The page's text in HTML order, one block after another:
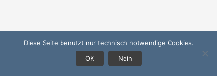
Diese Seite benutzt nur technisch notwendige Cookies.
OK
Nein